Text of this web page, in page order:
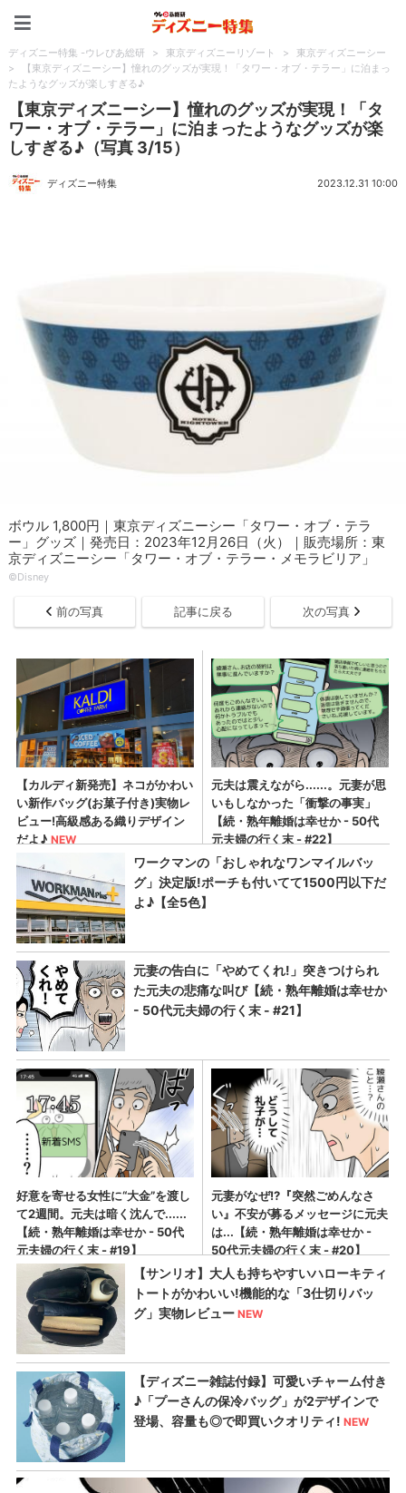
ディズニー特集 -ウレぴあ総研 > 東京ディズニーリゾート >
東京ディズニーシー
>
【東京ディズニーシー】憧れのグッズが実現！「タワー・オブ・テラー」に泊まっ
たようなグッズが楽しすぎる♪
【東京ディズニーシー】憧れのグッズが実現！「タ
ワー・オブ・テラー」に泊まったようなグッズが楽
しすぎる♪（写真 3/15）
ディズニー特集 2023.12.31 10:00
ボウル 1,800円｜東京ディズニーシー「タワー・オブ・テラ
ー」グッズ｜発売日：2023年12月26日（火）｜販売場所：東
京ディズニーシー「タワー・オブ・テラー・メモラビリア」
©Disney
前の写真 記事に戻る 次の写真